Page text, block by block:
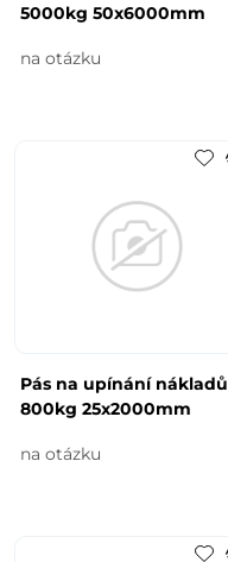
5000kg 50x6000mm
na otázku
Pás na upínání nákladů
800kg 25x2000mm
na otázku